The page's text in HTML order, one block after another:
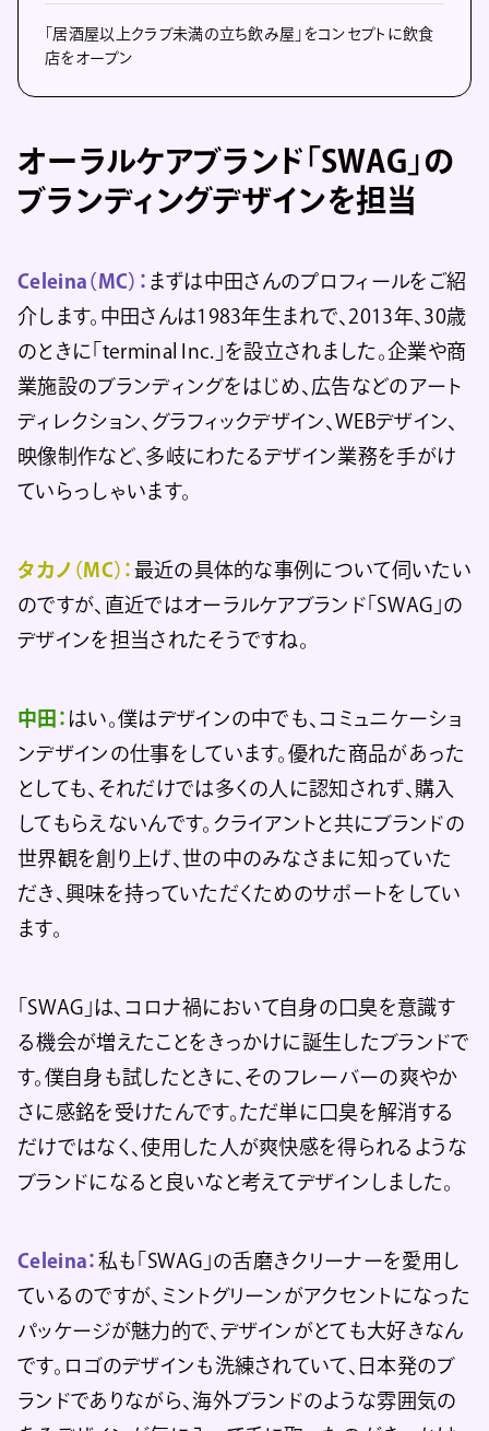
「居酒屋以上クラブ未満の立ち飲み屋」をコンセプトに飲食
店をオープン
オーラルケアブランド「SWAG」の
ブランディングデザインを担当
Celeina（MC）： まずは中田さんのプロフィールをご紹
介します。中田さんは1983年生まれで、2013年、30歳
のときに「terminal Inc.」を設立されました。企業や商
業施設のブランディングをはじめ、広告などのアート
ディレクション、グラフィックデザイン、WEBデザイン、
映像制作など、多岐にわたるデザイン業務を手がけ
ていらっしゃいます。
タカノ（MC）： 最近の具体的な事例について伺いたい
のですが、直近ではオーラルケアブランド「SWAG」の
デザインを担当されたそうですね。
中田： はい。僕はデザインの中でも、コミュニケーショ
ンデザインの仕事をしています。優れた商品があった
としても、それだけでは多くの人に認知されず、購入
してもらえないんです。クライアントと共にブランドの
世界観を創り上げ、世の中のみなさまに知っていた
だき、興味を持っていただくためのサポートをしてい
ます。
「SWAG」は、コロナ禍において自身の口臭を意識す
る機会が増えたことをきっかけに誕生したブランドで
す。僕自身も試したときに、そのフレーバーの爽やか
さに感銘を受けたんです。ただ単に口臭を解消する
だけではなく、使用した人が爽快感を得られるような
ブランドになると良いなと考えてデザインしました。
Celeina： 私も「SWAG」の舌磨きクリーナーを愛用し
ているのですが、ミントグリーンがアクセントになった
パッケージが魅力的で、デザインがとても大好きなん
です。ロゴのデザインも洗練されていて、日本発のブ
ランドでありながら、海外ブランドのような雰囲気の